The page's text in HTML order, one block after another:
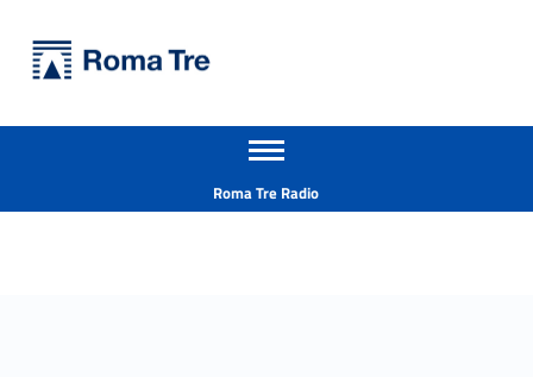
Prof. ANGELO DANILO DE SANTIS - Università Roma Tre
Apri il menu secondario
Roma Tre Radio